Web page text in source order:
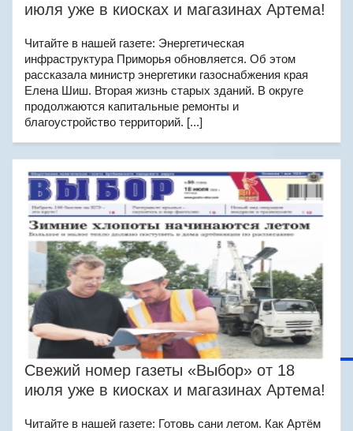
июля уже в киосках и магазинах Артема!
Читайте в нашей газете: Энергетическая
инфраструктура Приморья обновляется. Об этом
рассказала министр энергетики газоснабжения края
Елена Шиш. Вторая жизнь старых зданий. В округе
продолжаются капитальные ремонты и
благоустройство территорий. [...]
Свежий номер газеты «Выбор» от 18
июля уже в киосках и магазинах Артема!
Читайте в нашей газете: Готовь сани летом. Как Артём